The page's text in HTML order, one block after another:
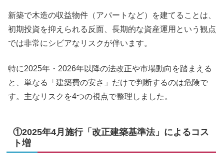
新築で木造の収益物件（アパートなど）を建てることは、
初期投資を抑えられる反面、長期的な資産運用という観点
では非常にシビアなリスクが伴います。
特に2025年・2026年以降の法改正や市場動向を踏まえる
と、単なる「建築費の安さ」だけで判断するのは危険で
す。主なリスクを4つの視点で整理しました。
①2025年4月施行「改正建築基準法」によるコス
ト増